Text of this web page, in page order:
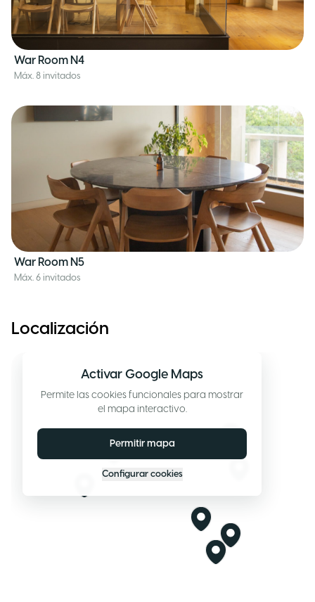
War Room N4
Máx. 8 invitados
War Room N5
Máx. 6 invitados
Localización
Activar Google Maps
Permite las cookies funcionales para mostrar
el mapa interactivo.
Permitir mapa
Configurar cookies